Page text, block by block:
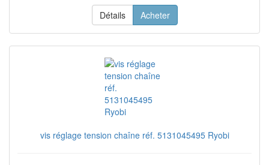
Détails
Acheter
vis réglage tension chaîne réf. 5131045495 Ryobi